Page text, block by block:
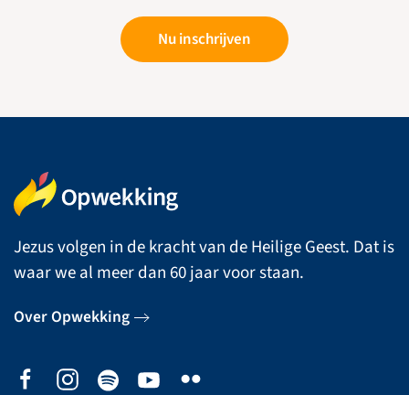
Nu inschrijven
Jezus volgen in de kracht van de Heilige Geest. Dat is
waar we al meer dan 60 jaar voor staan.
Over Opwekking